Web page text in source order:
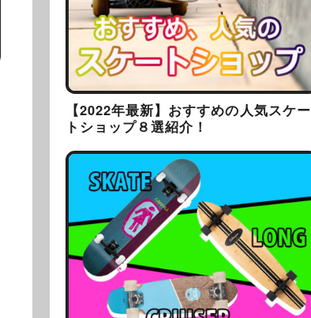
【2022年最新】おすすめの人気スケー
トショップ８選紹介！